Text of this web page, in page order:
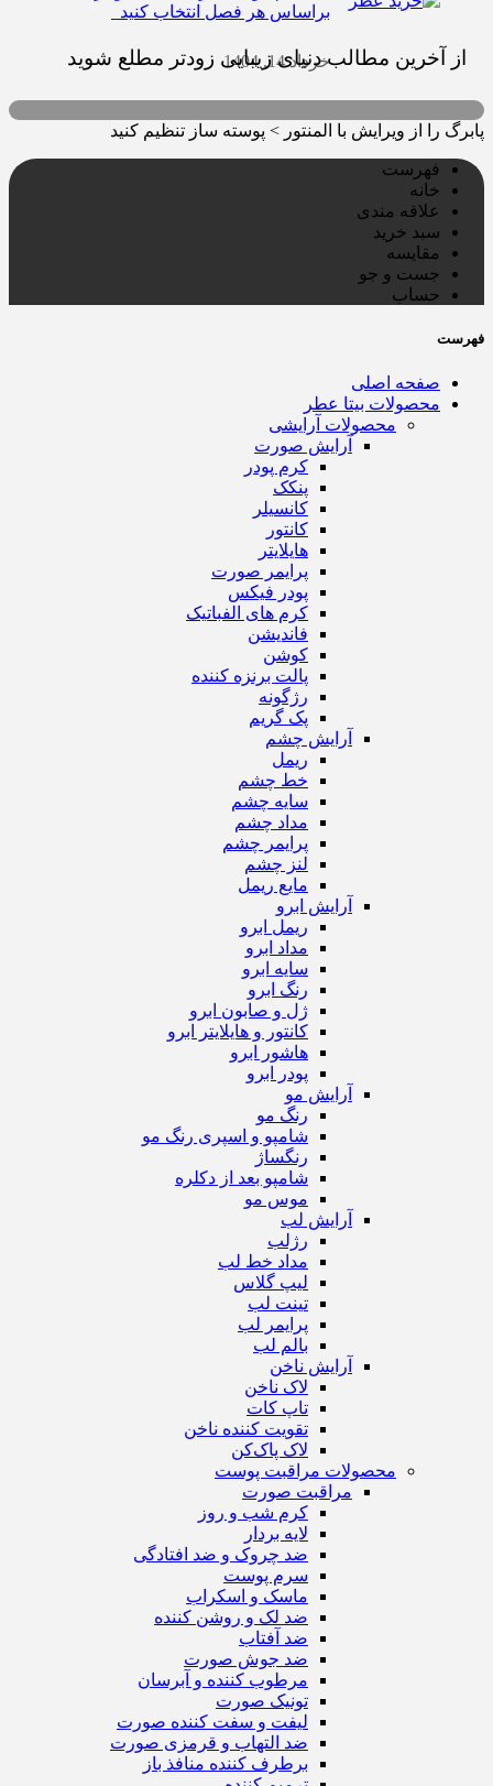
براساس هر فصل انتخاب کنید
خرداد 14, 1404
از آخرین مطالب دنیای زیبایی زودتر مطلع شوید
پابرگ را از ویرایش با المنتور > پوسته ساز تنظیم کنید
فهرست
خانه
علاقه مندی
سبد خرید
مقایسه
جست و جو
حساب
فهرست
صفحه اصلی
محصولات بیتا عطر
محصولات آرایشی
آرایش صورت
کرم پودر
پنکک
کانسیلر
کانتور
هایلایتر
پرایمر صورت
پودر فیکس
کرم های الفباتیک
فاندیشن
کوشن
پالت برنزه کننده
رژگونه
پک گریم
آرایش چشم
ریمل
خط چشم
سایه چشم
مداد چشم
پرایمر چشم
لنز چشم
مایع ریمل
آرایش ابرو
ریمل ابرو
مداد ابرو
سایه ابرو
رنگ ابرو
ژل و صابون ابرو
کانتور و هایلایتر ابرو
هاشور ابرو
پودر ابرو
آرایش مو
رنگ مو
شامپو و اسپری رنگ مو
رنگساژ
شامپو بعد از دکلره
موس مو
آرایش لب
رژ‌لب
مداد خط لب
لیپ گلاس
تینت لب
پرایمر لب
بالم لب
آرایش ناخن
لاک ناخن
تاپ‌ کات
تقویت کننده ناخن
لاک پاک‌کن
محصولات مراقبت پوست
مراقبت صورت
کرم شب و روز
لایه بردار
ضد چروک و ضد افتادگی
سرم پوست
ماسک و اسکراب
ضد لک و روشن کننده
ضد آفتاب
ضد جوش صورت
مرطوب کننده و آبرسان
تونیک صورت
لیفت و سفت کننده صورت
ضد التهاب و قرمزی صورت
برطرف کننده منافذ باز